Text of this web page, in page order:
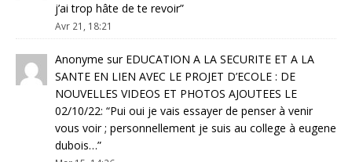
j’ai trop hâte de te revoir”
Avr 21, 18:21
Anonyme sur EDUCATION A LA SECURITE ET A LA
SANTE EN LIEN AVEC LE PROJET D’ECOLE : DE
NOUVELLES VIDEOS ET PHOTOS AJOUTEES LE
02/10/22: “Pui oui je vais essayer de penser à venir
vous voir ; personnellement je suis au college à eugene
dubois…”